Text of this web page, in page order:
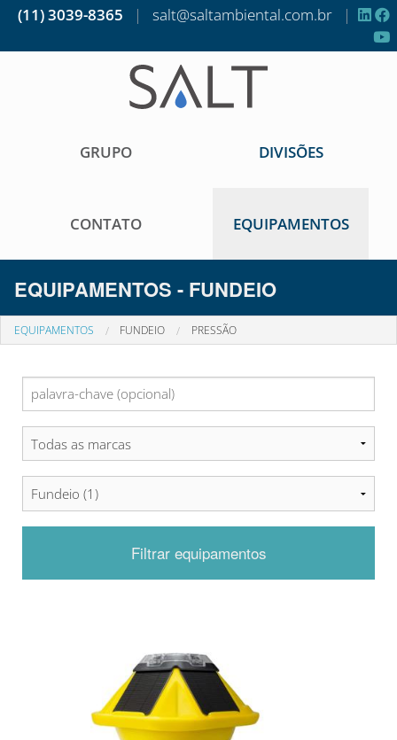
(11) 3039-8365 | salt@saltambiental.com.br |
GRUPO DIVISÕES
CONTATO EQUIPAMENTOS
EQUIPAMENTOS - FUNDEIO
EQUIPAMENTOS FUNDEIO PRESSÃO
Filtrar equipamentos